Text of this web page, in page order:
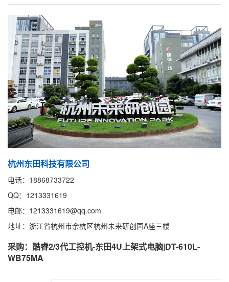
杭州东田科技有限公司
电话：18868733722
QQ：1213331619
电邮：1213331619@qq.com
地址：浙江省杭州市余杭区杭州未来研创园A座三楼
采购：酷睿2/3代工控机-东田4U上架式电脑|DT-610L-
WB75MA